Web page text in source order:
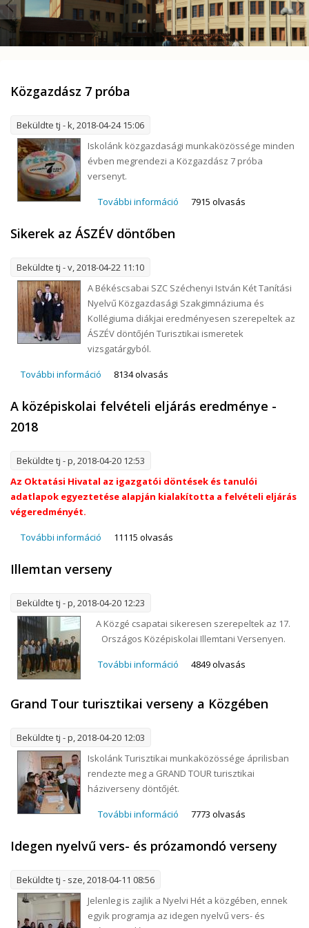
Közgazdász 7 próba
Beküldte tj - k, 2018-04-24 15:06
Iskolánk közgazdasági munkaközössége minden
évben megrendezi a Közgazdász 7 próba
versenyt.
További információ Közgazdász 7 próba
7915 olvasás
Sikerek az ÁSZÉV döntőben
Beküldte tj - v, 2018-04-22 11:10
A Békéscsabai SZC Széchenyi István Két Tanítási
Nyelvű Közgazdasági Szakgimnáziuma és
Kollégiuma diákjai eredményesen szerepeltek az
ÁSZÉV döntőjén Turisztikai ismeretek
vizsgatárgyból.
További információ Sikerek az ÁSZÉV döntőben tartalommal
8134 olvasás
A középiskolai felvételi eljárás eredménye -
2018
Beküldte tj - p, 2018-04-20 12:53
Az Oktatási Hivatal az igazgatói döntések és tanulói
adatlapok egyeztetése alapján kialakította a felvételi eljárás
végeredményét.
További információ A középiskolai felvételi eljárás eredménye - 2018
11115 olvasás
Illemtan verseny
Beküldte tj - p, 2018-04-20 12:23
A Közgé csapatai sikeresen szerepeltek az 17.
Országos Középiskolai Illemtani Versenyen.
További információ Illemtan verseny tartalommal
4849 olvasás
Grand Tour turisztikai verseny a Közgében
Beküldte tj - p, 2018-04-20 12:03
Iskolánk Turisztikai munkaközössége áprilisban
rendezte meg a GRAND TOUR turisztikai
háziverseny döntőjét.
További információ Grand Tour turisztikai verseny
kapcsolatosan
7773 olvasás
Idegen nyelvű vers- és prózamondó verseny
Beküldte tj - sze, 2018-04-11 08:56
Jelenleg is zajlik a Nyelvi Hét a közgében, ennek
egyik programja az idegen nyelvű vers- és